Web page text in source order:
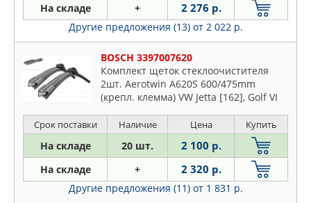
На складе + 2 276 р.
Другие предложения (13) от 2 022 р.
BOSCH 3397007620
Комплект щеток стеклоочистителя
2шт. Aerotwin A620S 600/475mm
(крепл. клемма) VW Jetta [162], Golf VI
Срок поставки Наличие Цена Купить
На складе 20 шт. 2 100 р.
На складе + 2 320 р.
Другие предложения (11) от 1 831 р.